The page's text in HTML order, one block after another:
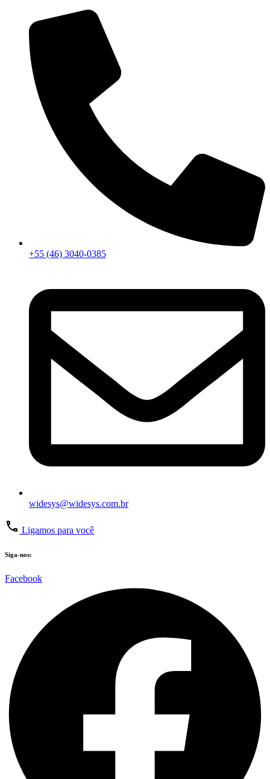
+55 (46) 3040-0385
widesys@widesys.com.br
Ligamos para você
Siga-nos:
Facebook